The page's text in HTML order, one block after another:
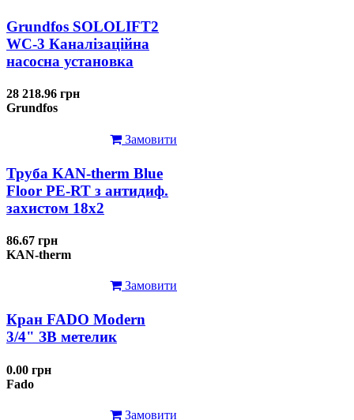
Grundfos SOLOLIFT2
WC-3 Каналізаційна
насосна установка
28 218.96 грн
Grundfos
Замовити
Труба KAN-therm Blue
Floor PE-RT з антидиф.
захистом 18х2
86.67 грн
KAN-therm
Замовити
Кран FADO Modern
3/4" ЗВ метелик
0.00 грн
Fado
Замовити